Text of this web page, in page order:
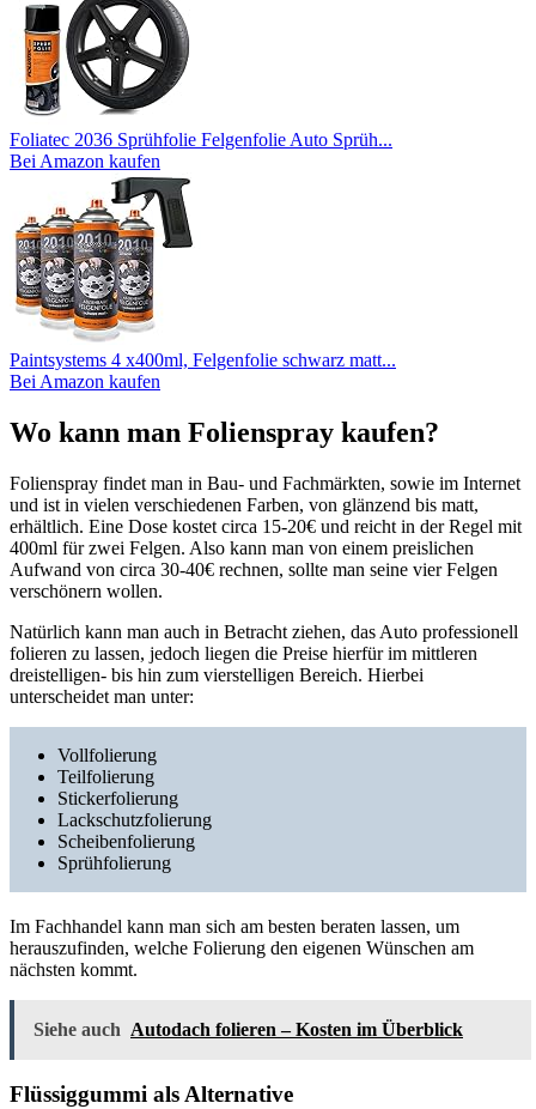
Foliatec 2036 Sprühfolie Felgenfolie Auto Sprüh...
Bei Amazon kaufen
Paintsystems 4 x400ml, Felgenfolie schwarz matt...
Bei Amazon kaufen
Wo kann man Folienspray kaufen?
Folienspray findet man in Bau- und Fachmärkten, sowie im Internet
und ist in vielen verschiedenen Farben, von glänzend bis matt,
erhältlich. Eine Dose kostet circa 15-20€ und reicht in der Regel mit
400ml für zwei Felgen. Also kann man von einem preislichen
Aufwand von circa 30-40€ rechnen, sollte man seine vier Felgen
verschönern wollen.
Natürlich kann man auch in Betracht ziehen, das Auto professionell
folieren zu lassen, jedoch liegen die Preise hierfür im mittleren
dreistelligen- bis hin zum vierstelligen Bereich. Hierbei
unterscheidet man unter:
Vollfolierung
Teilfolierung
Stickerfolierung
Lackschutzfolierung
Scheibenfolierung
Sprühfolierung
Im Fachhandel kann man sich am besten beraten lassen, um
herauszufinden, welche Folierung den eigenen Wünschen am
nächsten kommt.
Siehe auch Autodach folieren – Kosten im Überblick
Flüssiggummi als Alternative